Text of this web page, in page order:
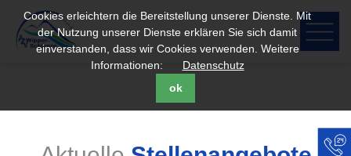
Cookies erleichtern die Bereitstellung unserer Dienste. Mit
der Nutzung unserer Dienste erklären Sie sich damit
einverstanden, dass wir Cookies verwenden. Weitere
Informationen:
Datenschutz
ok